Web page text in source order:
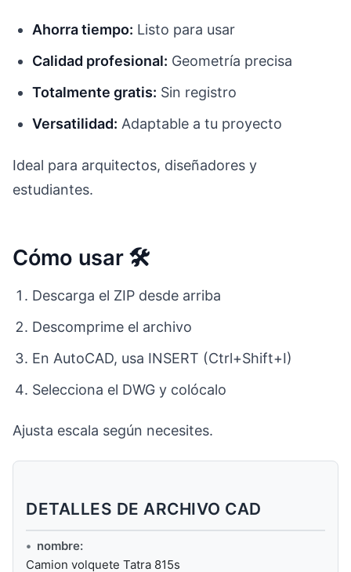
Ahorra tiempo: Listo para usar
Calidad profesional: Geometría precisa
Totalmente gratis: Sin registro
Versatilidad: Adaptable a tu proyecto
Ideal para arquitectos, diseñadores y
estudiantes.
Cómo usar 🛠️
Descarga el ZIP desde arriba
Descomprime el archivo
En AutoCAD, usa INSERT (Ctrl+Shift+I)
Selecciona el DWG y colócalo
Ajusta escala según necesites.
DETALLES DE ARCHIVO CAD
nombre:
Camion volquete Tatra 815s